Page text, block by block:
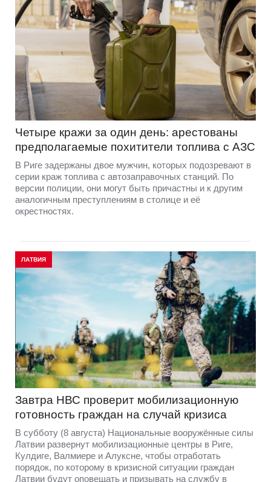
Четыре кражи за один день: арестованы
предполагаемые похитители топлива с АЗС
В Риге задержаны двое мужчин, которых подозревают в
серии краж топлива с автозаправочных станций. По
версии полиции, они могут быть причастны и к другим
аналогичным преступлениям в столице и её
окрестностях.
ЛАТВИЯ
Завтра НВС проверит мобилизационную
готовность граждан на случай кризиса
В субботу (8 августа) Национальные вооружённые силы
Латвии развернут мобилизационные центры в Риге,
Кулдиге, Валмиере и Алуксне, чтобы отработать
порядок, по которому в кризисной ситуации граждан
Латвии будут оповещать и призывать на службу в